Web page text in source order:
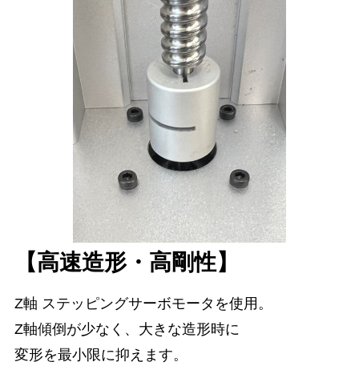
【高速造形・高剛性】
Z軸 ステッピングサーボモータを使用。
Z軸傾倒が少なく、大きな造形時に
変形を最小限に抑えます。